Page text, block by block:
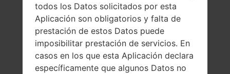
todos los Datos solicitados por esta
Aplicación son obligatorios y falta de
prestación de estos Datos puede
imposibilitar prestación de servicios. En
casos en los que esta Aplicación declara
específicamente que algunos Datos no